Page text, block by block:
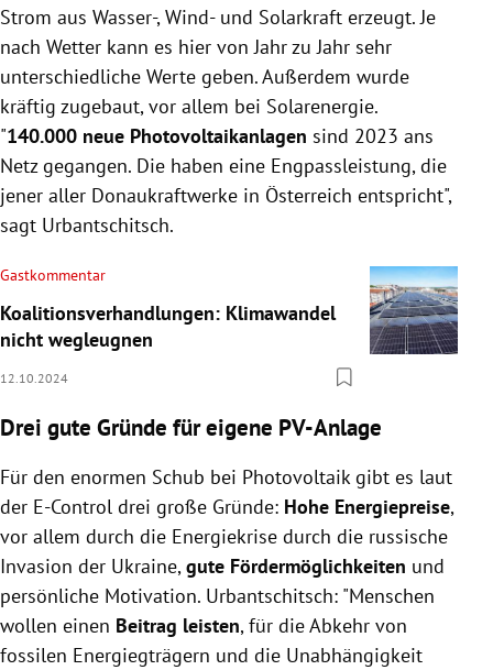
Strom aus Wasser-, Wind- und Solarkraft erzeugt. Je
nach Wetter kann es hier von Jahr zu Jahr sehr
unterschiedliche Werte geben. Außerdem wurde
kräftig zugebaut, vor allem bei Solarenergie.
"140.000 neue Photovoltaikanlagen sind 2023 ans
Netz gegangen. Die haben eine Engpassleistung, die
jener aller Donaukraftwerke in Österreich entspricht",
sagt Urbantschitsch.
Gastkommentar
Koalitionsverhandlungen: Klimawandel
nicht wegleugnen
12.10.2024
Drei gute Gründe für eigene PV-Anlage
Für den enormen Schub bei Photovoltaik gibt es laut
der E-Control drei große Gründe: Hohe Energiepreise,
vor allem durch die Energiekrise durch die russische
Invasion der Ukraine,gute Fördermöglichkeiten und
persönliche Motivation. Urbantschitsch: "Menschen
wollen einen Beitrag leisten, für die Abkehr von
fossilen Energiegträgern und die Unabhängigkeit